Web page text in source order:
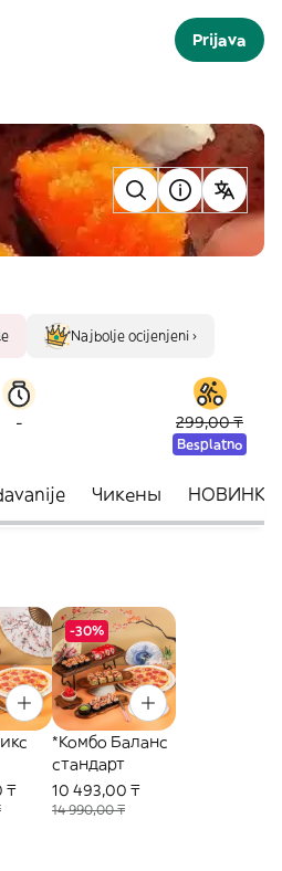
Prijava
Najbolje ocijenjeni ›
- 299,00 ₸
Besplatno
Чикены НОВИНКИ
₸
-30%
*Комбо Баланс
стандарт
10 493,00 ₸
14 990,00 ₸